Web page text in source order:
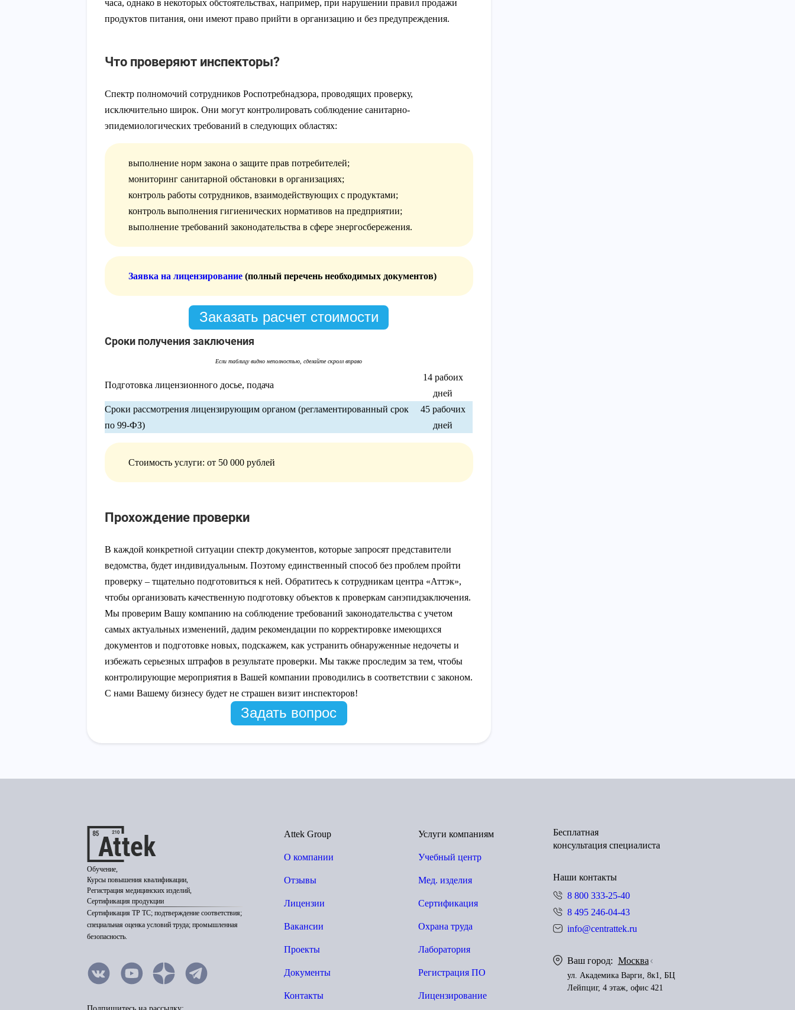
часа, однако в некоторых обстоятельствах, например, при нарушении правил продажи
продуктов питания, они имеют право прийти в организацию и без предупреждения.
Что проверяют инспекторы?
Спектр полномочий сотрудников Роспотребнадзора, проводящих проверку,
исключительно широк. Они могут контролировать соблюдение санитарно-
эпидемиологических требований в следующих областях:
выполнение норм закона о защите прав потребителей;
мониторинг санитарной обстановки в организациях;
контроль работы сотрудников, взаимодействующих с продуктами;
контроль выполнения гигиенических нормативов на предприятии;
выполнение требований законодательства в сфере энергосбережения.
Заявка на лицензирование (полный перечень необходимых документов)
Заказать расчет стоимости
Сроки получения заключения
Подготовка лицензионного досье, подача
14 рабоих
дней
Сроки рассмотрения лицензирующим органом (регламентированный срок
по 99-ФЗ)
45 рабочих
дней
Стоимость услуги: от 50 000 рублей
Прохождение проверки
В каждой конкретной ситуации спектр документов, которые запросят представители
ведомства, будет индивидуальным. Поэтому единственный способ без проблем пройти
проверку – тщательно подготовиться к ней. Обратитесь к сотрудникам центра «Аттэк»,
чтобы организовать качественную подготовку объектов к проверкам санэпидзаключения.
Мы проверим Вашу компанию на соблюдение требований законодательства с учетом
самых актуальных изменений, дадим рекомендации по корректировке имеющихся
документов и подготовке новых, подскажем, как устранить обнаруженные недочеты и
избежать серьезных штрафов в результате проверки. Мы также проследим за тем, чтобы
контролирующие мероприятия в Вашей компании проводились в соответствии с законом.
С нами Вашему бизнесу будет не страшен визит инспекторов!
Задать вопрос
Обучение,
Курсы повышения квалификации,
Регистрация медицинских изделий,
Сертификация продукции
Сертификация ТР ТС; подтверждение соответствия;
специальная оценка условий труда; промышленная
безопасность.
Attek Group
О компании
Отзывы
Лицензии
Вакансии
Проекты
Документы
Контакты
Услуги компаниям
Учебный центр
Мед. изделия
Сертификация
Охрана труда
Лаборатория
Регистрация ПО
Лицензирование
Бесплатная
консультация специалиста
Наши контакты
8 800 333-25-40
8 495 246-04-43
info@centrattek.ru
Ваш город: Москва
ул. Академика Варги, 8к1, БЦ
Лейпциг, 4 этаж, офис 421